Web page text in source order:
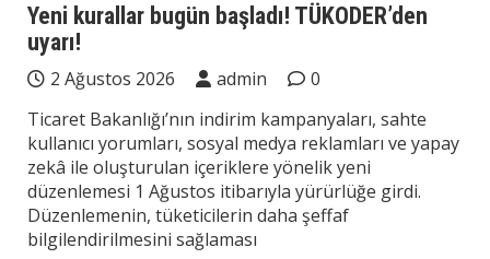
Yeni kurallar bugün başladı! TÜKODER’den
uyarı!
2 Ağustos 2026 admin
0
Ticaret Bakanlığı’nın indirim kampanyaları, sahte
kullanıcı yorumları, sosyal medya reklamları ve yapay
zekâ ile oluşturulan içeriklere yönelik yeni
düzenlemesi 1 Ağustos itibarıyla yürürlüğe girdi.
Düzenlemenin, tüketicilerin daha şeffaf
bilgilendirilmesini sağlaması